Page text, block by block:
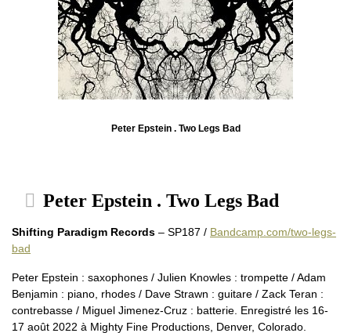
Peter Epstein . Two Legs Bad
Peter Epstein . Two Legs Bad
Shifting Paradigm Records – SP187 / Bandcamp.com/two-legs-
bad
Peter Epstein : saxophones / Julien Knowles : trompette / Adam
Benjamin : piano, rhodes / Dave Strawn : guitare / Zack Teran :
contrebasse / Miguel Jimenez-Cruz : batterie. Enregistré les 16-
17 août 2022 à Mighty Fine Productions, Denver, Colorado.